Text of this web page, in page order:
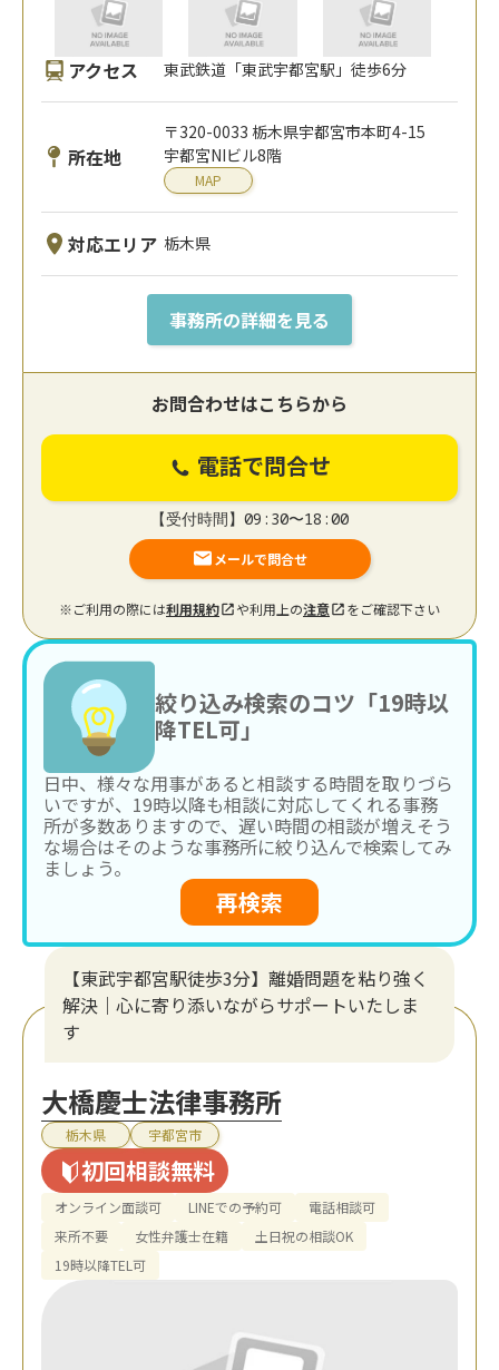
アクセス 東武鉄道「東武宇都宮駅」徒歩6分
所在地
〒320-0033 栃木県宇都宮市本町4-15
宇都宮NIビル8階
MAP
対応エリア 栃木県
事務所の詳細を見る
お問合わせはこちらから
電話で問合せ
【受付時間】09:30〜18:00
メールで問合せ
※ご利用の際には利用規約 や利用上の注意 をご確認下さい
絞り込み検索のコツ「19時以
降TEL可」
日中、様々な用事があると相談する時間を取りづら
いですが、19時以降も相談に対応してくれる事務
所が多数ありますので、遅い時間の相談が増えそう
な場合はそのような事務所に絞り込んで検索してみ
ましょう。
再検索
【東武宇都宮駅徒歩3分】離婚問題を粘り強く
解決｜心に寄り添いながらサポートいたしま
す
大橋慶士法律事務所
栃木県 宇都宮市
初回相談無料
オンライン面談可 LINEでの予約可
電話相談可
来所不要
女性弁護士在籍
土日祝の相談OK
19時以降TEL可